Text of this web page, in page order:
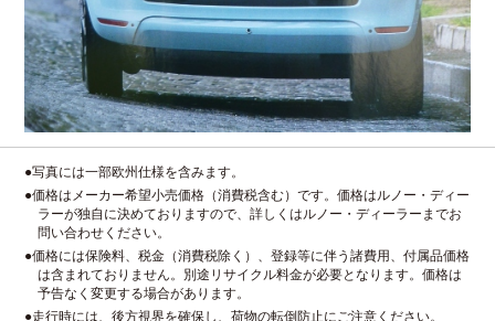
●写真には一部欧州仕様を含みます。
●価格はメーカー希望小売価格（消費税含む）です。価格はルノー・ディー
ラーが独自に決めておりますので、詳しくはルノー・ディーラーまでお
問い合わせください。
●価格には保険料、税金（消費税除く）、登録等に伴う諸費用、付属品価格
は含まれておりません。別途リサイクル料金が必要となります。価格は
予告なく変更する場合があります。
●走行時には、後方視界を確保し、荷物の転倒防止にご注意ください。